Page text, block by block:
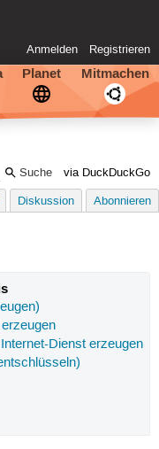
Anmelden Registrieren
Planet Mitmachen
via DuckDuckGo
Diskussion Abonnieren
Dienst erzeugen